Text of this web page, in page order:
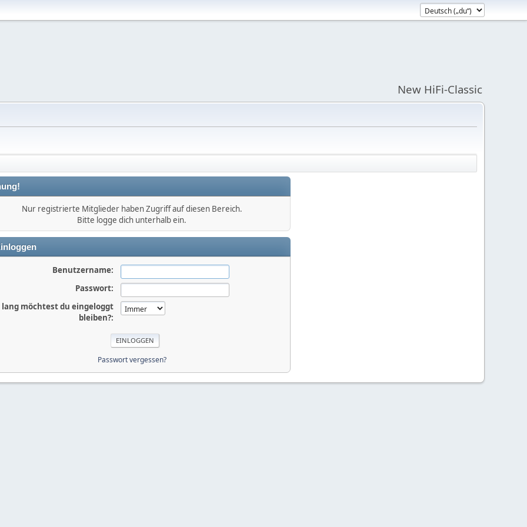
New HiFi-Classic
Nur registrierte Mitglieder haben Zugriff auf diesen Bereich.
Bitte logge dich unterhalb ein.
Benutzername:
Passwort:
lang möchtest du eingeloggt
bleiben?:
Passwort vergessen?